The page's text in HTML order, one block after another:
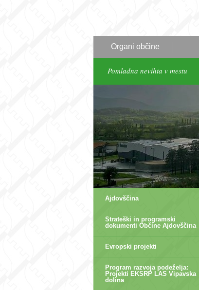
Organi občine
Pomladna nevihta v mestu
Ajdovščina
Strateški in programski
dokumenti Občine Ajdovščina
Evropski projekti
Program razvoja podeželja:
Projekti EKSRP LAS Vipavska
dolina